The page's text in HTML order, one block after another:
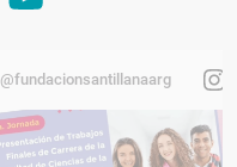
@fundacionsantillanaarg